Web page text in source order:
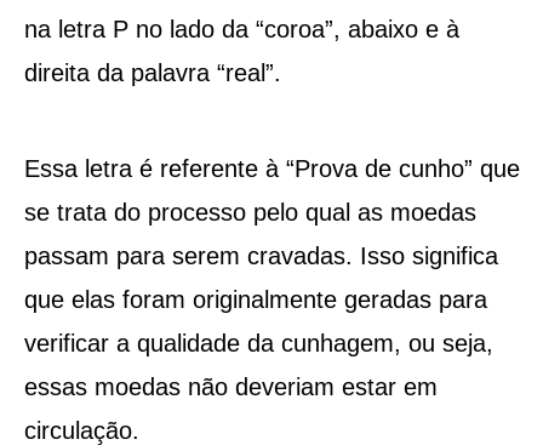
na letra P no lado da “coroa”, abaixo e à
direita da palavra “real”.
Essa letra é referente à “Prova de cunho” que
se trata do processo pelo qual as moedas
passam para serem cravadas. Isso significa
que elas foram originalmente geradas para
verificar a qualidade da cunhagem, ou seja,
essas moedas não deveriam estar em
circulação.